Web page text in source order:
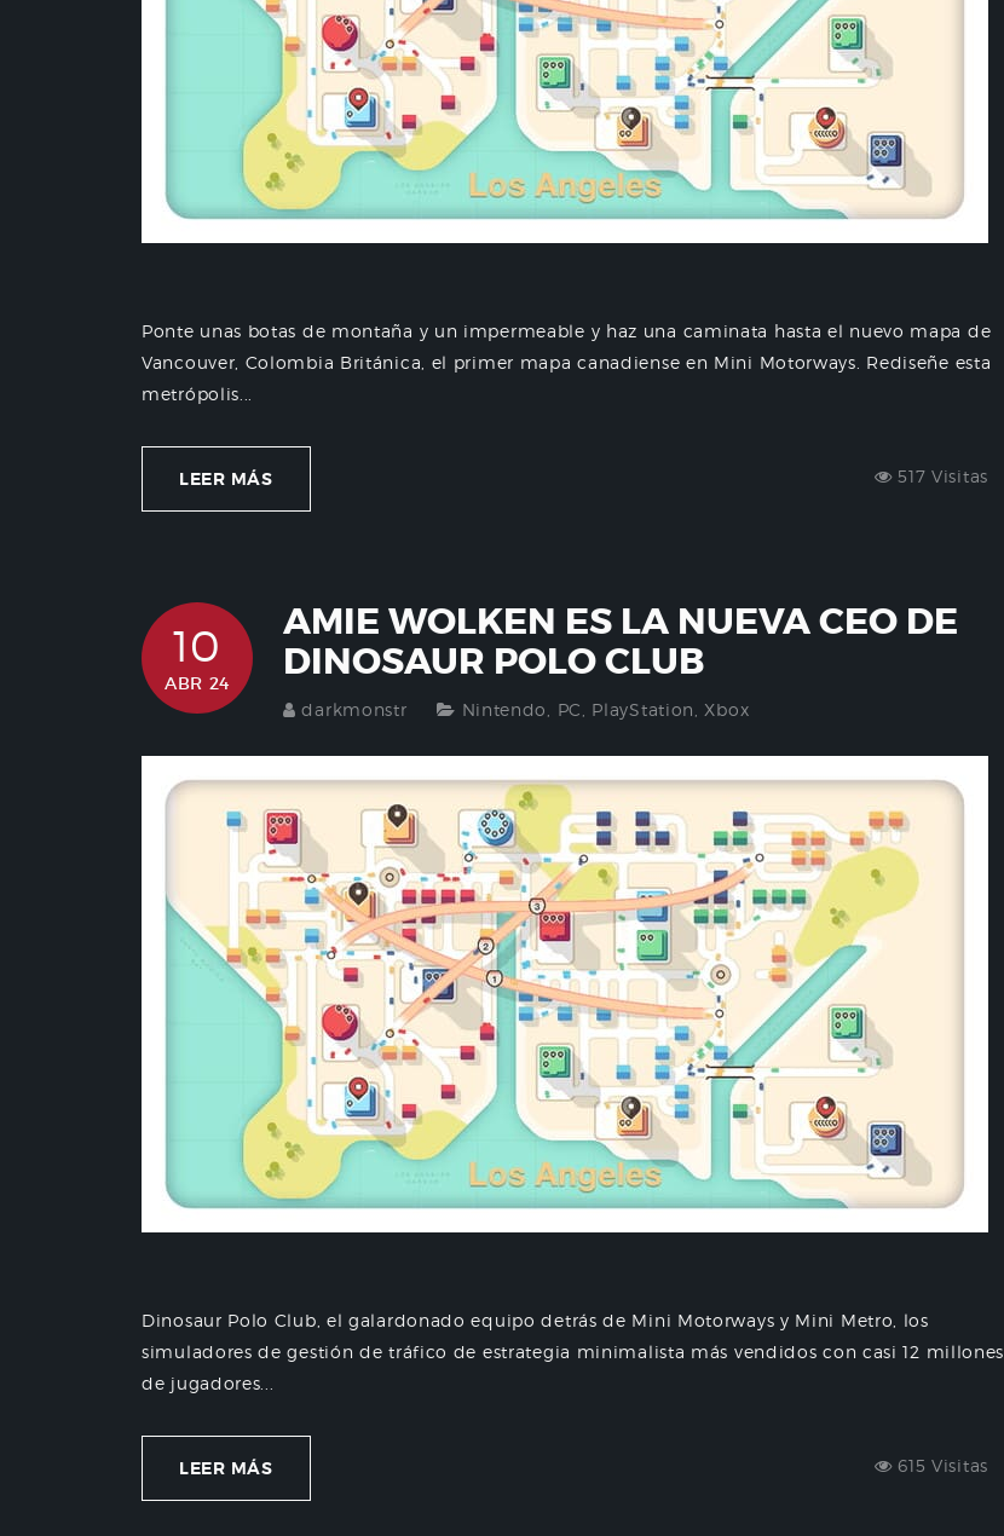
Ponte unas botas de montaña y un impermeable y haz una caminata hasta el nuevo mapa de
Vancouver, Colombia Británica, el primer mapa canadiense en Mini Motorways. Rediseñe esta
metrópolis...
LEER MÁS 517 Visitas
10
ABR 24
AMIE WOLKEN ES LA NUEVA CEO DE
DINOSAUR POLO CLUB
darkmonstr Nintendo PC PlayStation Xbox
Dinosaur Polo Club, el galardonado equipo detrás de Mini Motorways y Mini Metro, los
simuladores de gestión de tráfico de estrategia minimalista más vendidos con casi 12 millones
de jugadores...
LEER MÁS 615 Visitas